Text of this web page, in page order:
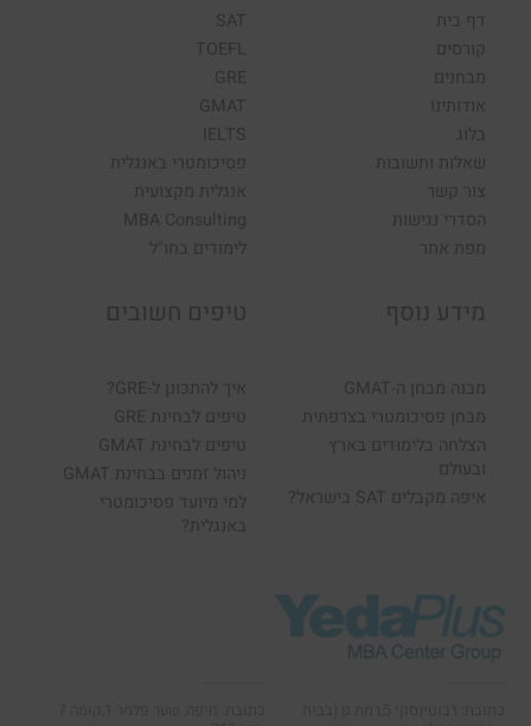
דף בית
קורסים
מבחנים
אודותינו
בלוג
שאלות ותשובות
צור קשר
הסדרי נגישות
מפת אתר
SAT
TOEFL
GRE
GMAT
IELTS
פסיכומטרי באנגלית
אנגלית מקצועית
MBA Consulting
לימודים בחו"ל
מידע נוסף
מבנה מבחן ה-GMAT
מבחן פסיכומטרי בצרפתית
הצלחה בלימודים בארץ
ובעולם
איפה מקבלים SAT בישראל?
טיפים חשובים
איך להתכונן ל-GRE?
טיפים לבחינת GRE
טיפים לבחינת GMAT
ניהול זמנים בבחינת GMAT
למי מיועד פסיכומטרי
באנגלית?
כתובת: ז'בוטינסקי 5,רמת גן (בבית